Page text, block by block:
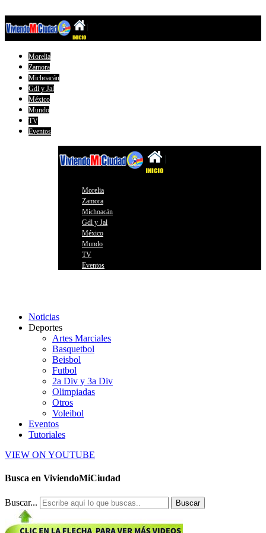
Morelia
Zamora
Michoacán
Gdl y Jal
México
Mundo
TV
Eventos
Morelia
Zamora
Michoacán
Gdl y Jal
México
Mundo
TV
Eventos
Noticias
Deportes
Artes Marciales
Basquetbol
Beisbol
Futbol
2a Div y 3a Div
Olimpiadas
Otros
Voleibol
Eventos
Tutoriales
VIEW ON YOUTUBE
Busca en ViviendoMiCiudad
Buscar... Buscar